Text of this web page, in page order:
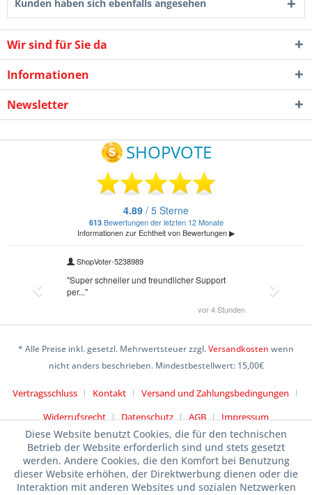
Kunden haben sich ebenfalls angesehen
Wir sind für Sie da
Informationen
Newsletter
* Alle Preise inkl. gesetzl. Mehrwertsteuer zzgl.Versandkosten wenn
nicht anders beschrieben. Mindestbestellwert: 15,00€
Vertragsschluss Kontakt
Versand und Zahlungsbedingungen
Widerrufsrecht
Datenschutz AGB Impressum
Diese Website benutzt Cookies, die für den technischen
Betrieb der Website erforderlich sind und stets gesetzt
werden. Andere Cookies, die den Komfort bei Benutzung
dieser Website erhöhen, der Direktwerbung dienen oder die
Interaktion mit anderen Websites und sozialen Netzwerken